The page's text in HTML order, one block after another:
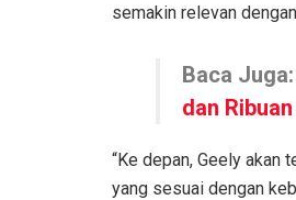
semakin relevan
Baca Juga:
dan
“Ke depan, Geely akan
yang sesuai dengan